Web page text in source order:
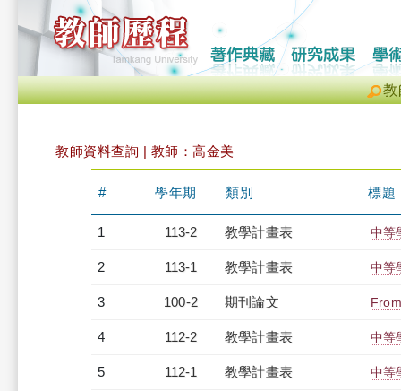
教
教師資料查詢 | 教師：高金美
# 學年期 類別 標題
1 113-2 教學計畫表 中等
2 113-1 教學計畫表 中等
3 100-2 期刊論文
4 112-2 教學計畫表 中等
5 112-1 教學計畫表 中等